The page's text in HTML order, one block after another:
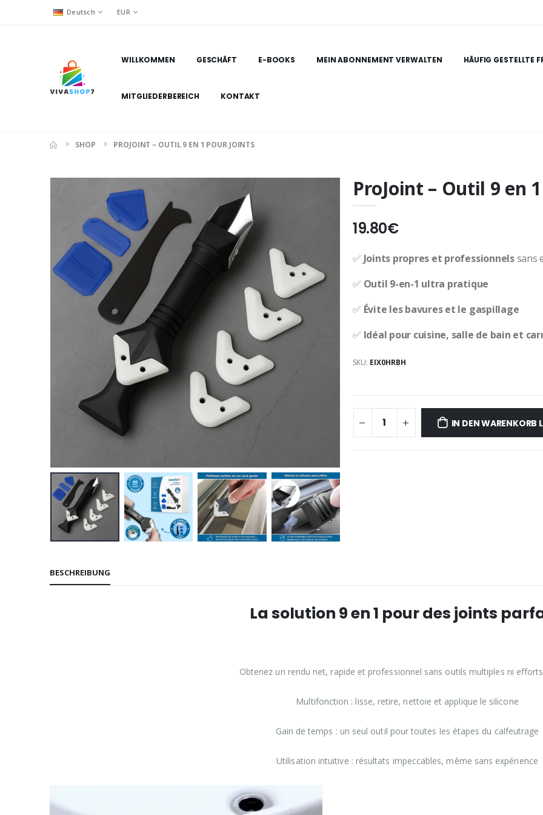
Deutsch EUR
WILLKOMMEN GESCHÄFT E-BOOKS MEIN ABONNEMENT VERWALTEN HÄUFIG GESTELLTE
MITGLIEDERBEREICH KONTAKT
SHOP PROJOINT – OUTIL 9 EN 1 POUR JOINTS
ProJoint – Outil 9 en
19.80€
✅ Joints propres et professionnelssans
✅ Outil 9-en-1 ultra pratique
✅ Évite les bavures et le gaspillage
✅ Idéal pour cuisine, salle de bain et
SKU: EIX0HRBH
IN DEN WARENKORB
BESCHREIBUNG
La solution 9 en 1 pour des joints
Obtenez un rendu net, rapide et professionnel sans outils multiples ni
Multifonction : lisse, retire, nettoie et applique le silicone
Gain de temps : un seul outil pour toutes les étapes du calfeutrage
Utilisation intuitive : résultats impeccables, même sans expérience